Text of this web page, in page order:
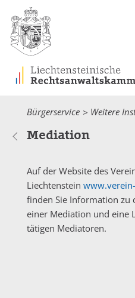
Bürgerservice Weitere
Mediation
Auf der Website des
Liechtenstein
finden Sie Information zu
einer Mediation und eine
tätigen Mediatoren.